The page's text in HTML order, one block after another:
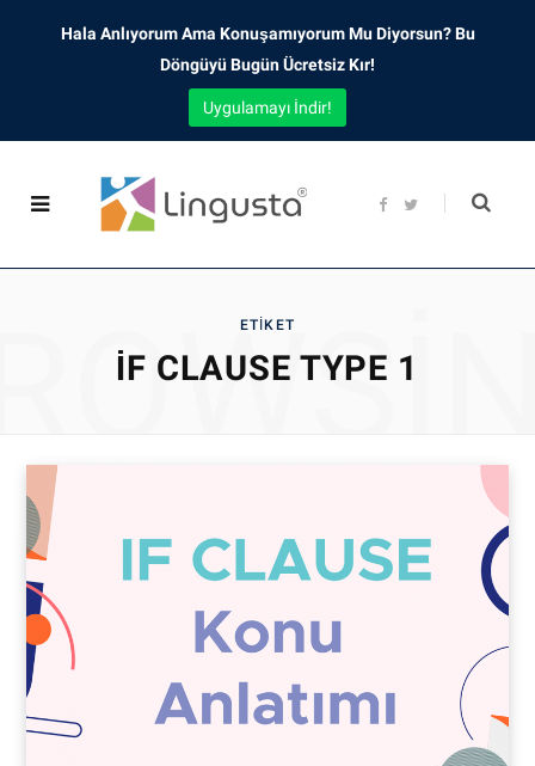
F
b
t
ETIKET
IF CLAUSE TYPE 1
Hala Anlıyorum Ama Konuşamıyorum Mu Diyorsun? Bu
Döngüyü Bugün Ücretsiz Kır!
Uygulamayı İndir!